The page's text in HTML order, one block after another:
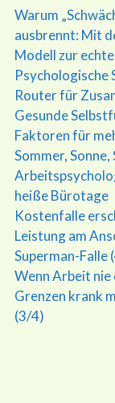
Warum
ausbrennt: Mit
Modell zur
Psychologische
Router für
Gesunde
Faktoren für
Sommer, Sonne,
heiße Bürotage
Kostenfalle
Leistung am
Superman-Falle
Wenn Arbeit nie
Grenzen krank
(3/4)